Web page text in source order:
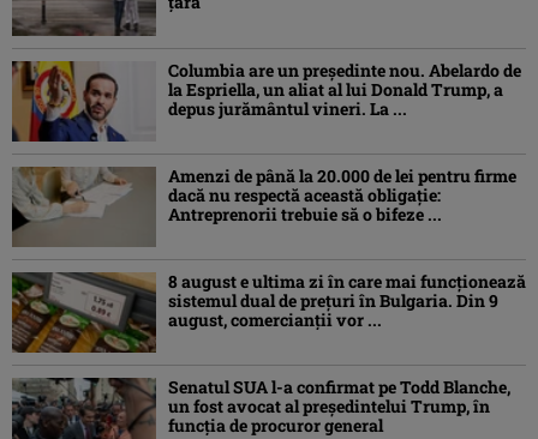
Columbia are un președinte nou. Abelardo de
la Espriella, un aliat al lui Donald Trump, a
depus jurământul vineri. La ...
Amenzi de până la 20.000 de lei pentru firme
dacă nu respectă această obligație:
Antreprenorii trebuie să o bifeze ...
8 august e ultima zi în care mai funcționează
sistemul dual de prețuri în Bulgaria. Din 9
august, comercianții vor ...
Senatul SUA l-a confirmat pe Todd Blanche,
un fost avocat al președintelui Trump, în
funcția de procuror general